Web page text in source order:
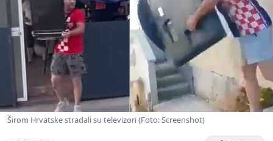
Širom Hrvatske stradali su televizori (Foto: Screenshot)